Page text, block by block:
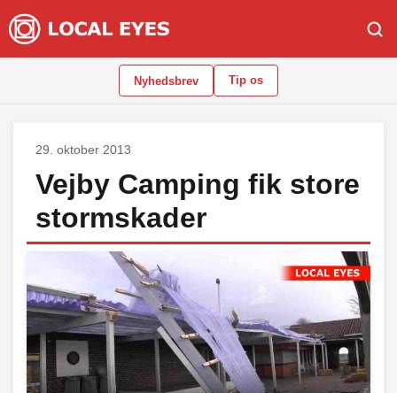
Nyhedsbrev Tip os
29. oktober 2013
Vejby Camping fik store
stormskader